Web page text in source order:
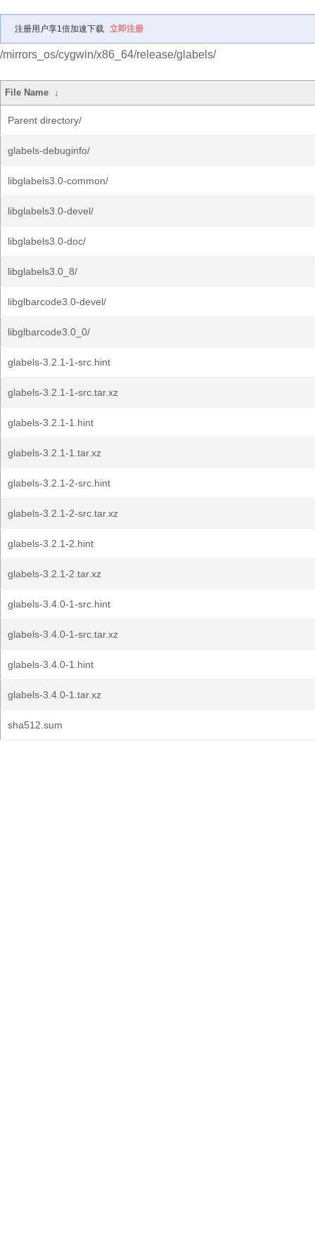
注册用户享1倍加速下载 立即注册
/mirrors_os/cygwin/x86_64/release/glabels/
File Name ↓
Parent directory/
glabels-debuginfo/
libglabels3.0-common/
libglabels3.0-devel/
libglabels3.0-doc/
libglabels3.0_8/
libglbarcode3.0-devel/
libglbarcode3.0_0/
glabels-3.2.1-1-src.hint
glabels-3.2.1-1-src.tar.xz
glabels-3.2.1-1.hint
glabels-3.2.1-1.tar.xz
glabels-3.2.1-2-src.hint
glabels-3.2.1-2-src.tar.xz
glabels-3.2.1-2.hint
glabels-3.2.1-2.tar.xz
glabels-3.4.0-1-src.hint
glabels-3.4.0-1-src.tar.xz
glabels-3.4.0-1.hint
glabels-3.4.0-1.tar.xz
sha512.sum